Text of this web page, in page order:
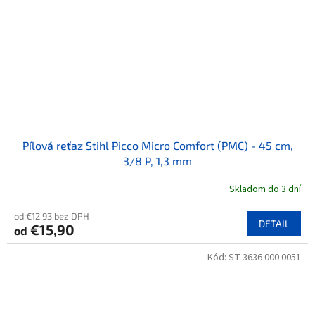
Pílová reťaz Stihl Picco Micro Comfort (PMC) - 45 cm,
3/8 P, 1,3 mm
Skladom do 3 dní
od €12,93 bez DPH
od €15,90 DETAIL
Kód: ST-3636 000 0051